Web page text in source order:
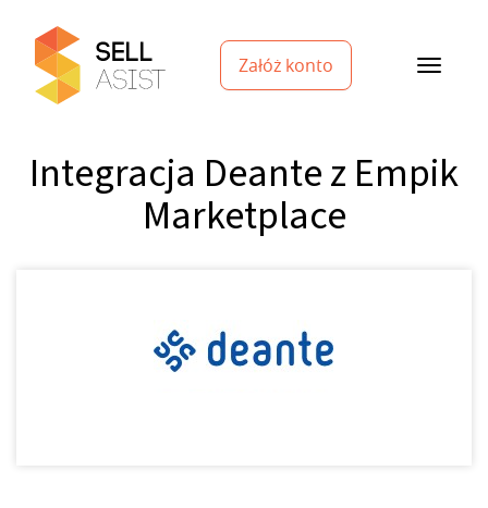
Załóż konto
Integracja Deante z Empik
Marketplace